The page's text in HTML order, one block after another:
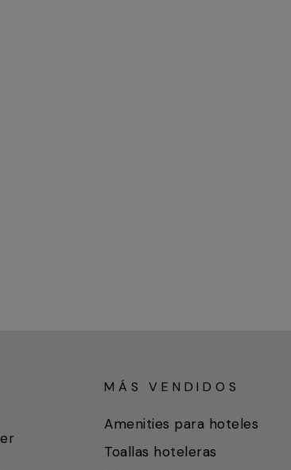
MÁS VENDIDOS
Amenities para hoteles
Toallas hoteleras